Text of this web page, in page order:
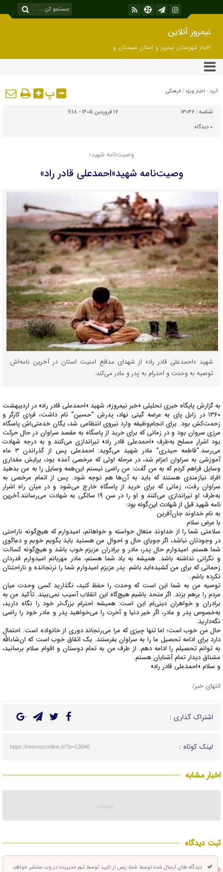
نیمروز آنلاین
اخبار شهرستان نیمروز و استان سیستان و
بلوچستان
گروه : اخبار ویژه / فرهنگی پ
شناسه : 13046
۱۷ فروردین ۱۴۰۵ - ۷:۱۸
۰ دیدگاه
وصیت‌نامه شهید؛
وصیت‌نامه شهید«احمدعلی قادر راد»
شهید «احمدعلی قادر راد» از شهدای مدافع امنیت استان در آخرین نامه‌اش
توصیه به وحدت و احترام به پدر و مادر می‌کند.
به گزارش پایگاه خبری تحلیلی «خبر نیمروز»، شهید «احمدعلی قادر راد» در اردیبهشت
۱۳۶۰ در زابل پای به عرضه گیتی نهاد، پدرش “حسین” نام داشت، فردی کارگر و
زحمت‌کش بود. برای انجام‌وظیفه وارد نیروی انتظامی شد، یگان خدمتی‌اش پاسگاه
مرزی سروان بود و در زمانی که برای خرید از پاسگاه به مقصد سراوان در حال حرکت
بود اشرار مسلح به‌طرف «احمدعلی قادر راد» تیراندازی می‌کنند و به درجه شهادت
می‌رسد.”فاطمه حیدری” مادر شهید می‌گوید: احمدعلی پس از گذراندن ۳ ماه
آموزشی به سراوان اعزام شد، در مرحله اولی که مرخصی آمده بود، برایش مقداری
وسایل فراهم کردم که به من گفت: من راضی نیستم این‌همه وسایل را به من بدهید
افراد نیازمندی هستند که باید به آن‌ها هم توجه شود. پس از اتمام مرخصی به
سراوان رفت، زمانی که برای خرید از پاسگاه خارج می‌شود و در میان راه اشرار
به‌طرف او تیراندازی می‌کنند و او را در سن ۱۹ سالگی به شهادت می‌رسانند.
آخرین
نامه شهید قبل از شهادت این‌گونه بود:
به نام خداوند جان‌آفرین
با عرض سلام
سلامتی شما را از خداوند متعال خواسته و خواهانم، امیدوارم که هیچ‌گونه ناراحتی
در وجودتان نباشد، اگر جویای حال و احوال من هستید باید بگویم خوبم و دعاگوی
شما هستم. امیدوارم حال پدر، مادر و برادران عزیزم خوب باشد و هیچ‌گونه کسالت
و نگرانی نداشته باشد. همیشه به یاد شما هستم، مادر مهربانم امیدوارم قدردان
زحماتی که برای من کشیده‌اید باشم. پدر عزیزم امیدوارم شما را نرنجانده و ناراحتتان
نکرده باشم.
توصیه من به شما این است که وحدت را حفظ کنید، نگذارید کسی وحدت میان
مردم را برهم بزند. اگر متحد باشیم هیچ‌گاه این انقلاب آسیب نمی‌بیند. تأکید من به
برادران و خواهران دینی‌ام این است: همیشه احترام بزرگ‌تر خود را نگاه دارید،
به‌خصوص پدر و مادر، اگر خیر دنیا و آخرت را می‌خواهید پدر و مادر خود را راضی
نگه‌دارید.
حال من خوب است؛ اما تنها چیزی که مرا می‌رنجاند دوری از خانواده است. احتمال
دارد برای ادامه تحصیل ما را به سراوان بفرستند. یک اتفاق خوب است که ان‌شاءالله
به توانم تحصیلم را ادامه دهم. از طرف من به تمام دوستان و اقوام سلام برسانید،
مشتاق دیدار تمام آشنایان هستم.
و سلام «احمدعلی قادر راد»
انتهای خبر/
اشتراک گذاری :
لینک کوتاه : https://nimroozonline.ir/?p=13046
اخبار مشابه
ثبت دیدگاه
دیدگاه های ارسال شده توسط شما، پس از تایید توسط تیم مدیریت در وب منتشر خواهد